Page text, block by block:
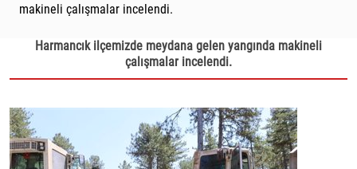
makineli çalışmalar incelendi.
Harmancık ilçemizde meydana gelen yangında makineli
çalışmalar incelendi.